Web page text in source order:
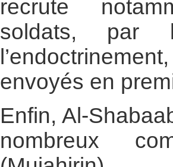
recrute
soldats,
envoyés en
Enfin, Al-
nombreux